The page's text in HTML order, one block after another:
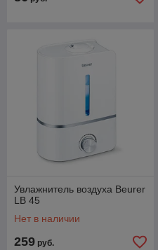
Увлажнитель воздуха Beurer
LB 45
Нет в наличии
259 руб.